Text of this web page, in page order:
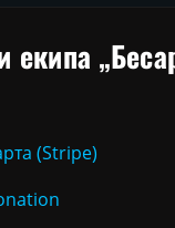
екипа
(Stripe)